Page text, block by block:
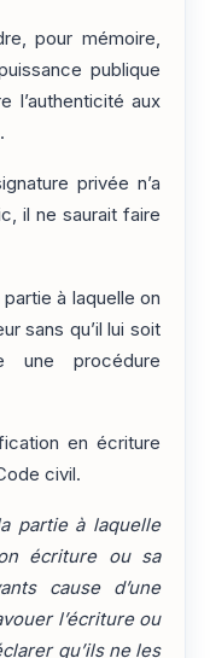
pour mémoire,
publique
l’authenticité aux
privée n’a
il ne saurait faire
à laquelle on
sans qu’il lui soit
procédure
en écriture
civil.
partie à laquelle
écriture ou sa
cause d’une
l’écriture ou
qu’ils ne les